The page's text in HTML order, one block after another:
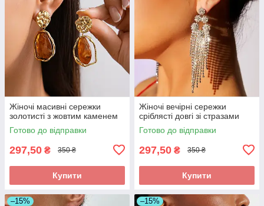
Жіночі масивні сережки
золотисті з жовтим каменем
Готово до відправки
297,50 ₴ 350 ₴
Купити
Жіночі вечірні сережки
сріблясті довгі зі стразами
Готово до відправки
297,50 ₴ 350 ₴
Купити
–15% –15%